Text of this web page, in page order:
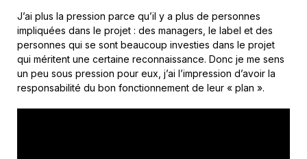
J’ai plus la pression parce qu’il y a plus de personnes
impliquées dans le projet : des managers, le label et des
personnes qui se sont beaucoup investies dans le projet
qui méritent une certaine reconnaissance. Donc je me sens
un peu sous pression pour eux, j’ai l’impression d’avoir la
responsabilité du bon fonctionnement de leur « plan ».